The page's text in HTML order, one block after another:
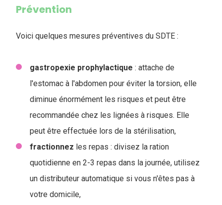
Prévention
Voici quelques mesures préventives du SDTE :
gastropexie prophylactique : attache de
l'estomac à l'abdomen pour éviter la torsion, elle
diminue énormément les risques et peut être
recommandée chez les lignées à risques. Elle
peut être effectuée lors de la stérilisation,
fractionnez les repas : divisez la ration
quotidienne en 2-3 repas dans la journée, utilisez
un distributeur automatique si vous n'êtes pas à
votre domicile,